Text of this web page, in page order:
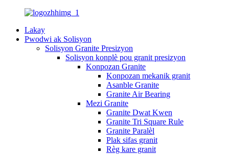
Lakay
Pwodwi ak Solisyon
Solisyon Granite Presizyon
Solisyon konplè pou granit presizyon
Konpozan Granite
Konpozan mekanik granit
Asanble Granite
Granite Air Bearing
Mezi Granite
Granite Dwat Kwen
Granite Tri Square Rule
Granite Paralèl
Plak sifas granit
Règ kare granit